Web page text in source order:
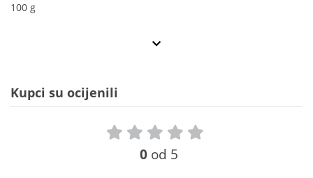
100 g
Kupci su ocijenili
0 od 5